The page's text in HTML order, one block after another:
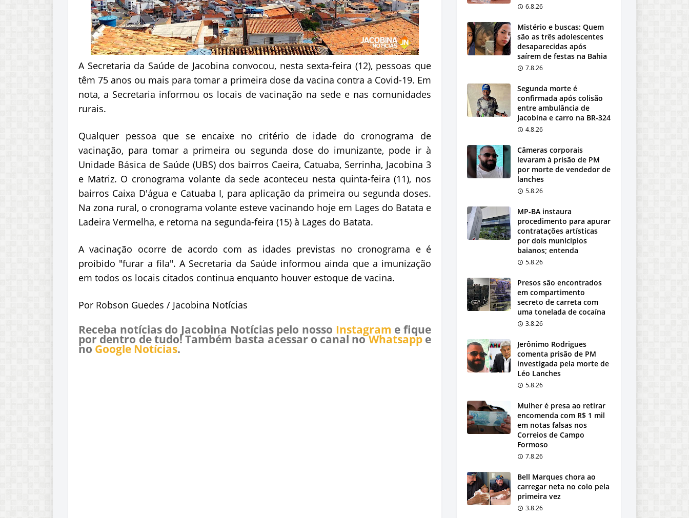
A Secretaria da Saúde de Jacobina convocou, nesta sexta-feira (12), pessoas que
têm 75 anos ou mais para tomar a primeira dose da vacina contra a Covid-19. Em
nota, a Secretaria informou os locais de vacinação na sede e nas comunidades
rurais.
Qualquer pessoa que se encaixe no critério de idade do cronograma de
vacinação, para tomar a primeira ou segunda dose do imunizante, pode ir à
Unidade Básica de Saúde (UBS) dos bairros Caeira, Catuaba, Serrinha, Jacobina 3
e Matriz. O cronograma volante da sede aconteceu nesta quinta-feira (11), nos
bairros Caixa D'água e Catuaba I, para aplicação da primeira ou segunda doses.
Na zona rural, o cronograma volante esteve vacinando hoje em Lages do Batata e
Ladeira Vermelha, e retorna na segunda-feira (15) à Lages do Batata.
A vacinação ocorre de acordo com as idades previstas no cronograma e é
proibido "furar a fila". A Secretaria da Saúde informou ainda que a imunização
em todos os locais citados continua enquanto houver estoque de vacina.
Por Robson Guedes / Jacobina Notícias
Receba notícias do Jacobina Notícias pelo nosso Instagram e fique
por dentro de tudo! Também basta acessar o canal noWhatsappe
no Google Notícias.
6.8.26
Mistério e buscas: Quem
são as três adolescentes
desaparecidas após
saírem de festas na Bahia
7.8.26
Segunda morte é
confirmada após colisão
entre ambulância de
Jacobina e carro na BR-324
4.8.26
Câmeras corporais
levaram à prisão de PM
por morte de vendedor de
lanches
5.8.26
MP-BA instaura
procedimento para apurar
contratações artísticas
por dois municípios
baianos; entenda
5.8.26
Presos são encontrados
em compartimento
secreto de carreta com
uma tonelada de cocaína
3.8.26
Jerônimo Rodrigues
comenta prisão de PM
investigada pela morte de
Léo Lanches
5.8.26
Mulher é presa ao retirar
encomenda com R$ 1 mil
em notas falsas nos
Correios de Campo
Formoso
7.8.26
Bell Marques chora ao
carregar neta no colo pela
primeira vez
3.8.26